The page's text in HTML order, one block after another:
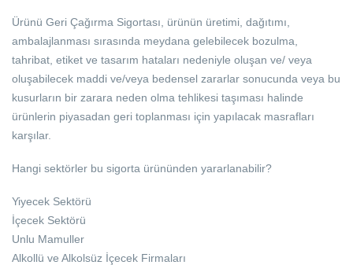
Ürünü Geri Çağırma Sigortası, ürünün üretimi, dağıtımı,
ambalajlanması sırasında meydana gelebilecek bozulma,
tahribat, etiket ve tasarım hataları nedeniyle oluşan ve/ veya
oluşabilecek maddi ve/veya bedensel zararlar sonucunda veya bu
kusurların bir zarara neden olma tehlikesi taşıması halinde
ürünlerin piyasadan geri toplanması için yapılacak masrafları
karşılar.
Hangi sektörler bu sigorta ürününden yararlanabilir?
Yiyecek Sektörü
İçecek Sektörü
Unlu Mamuller
Alkollü ve Alkolsüz İçecek Firmaları